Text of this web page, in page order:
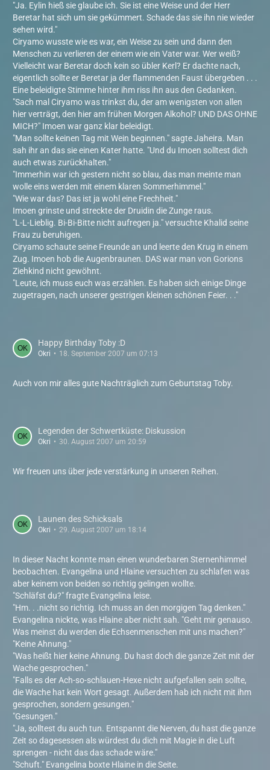
"Ja. Eylin hieß sie glaube ich. Sie ist eine Weise und der Herr
Beretar hat sich um sie gekümmert. Schade das sie ihn nie wieder
sehen wird."
Ciryamo wusste wie es war, ein Weise zu sein und dann den
Menschen zu verlieren der einem wie ein Vater war. Wer weiß?
Vielleicht war Beretar doch kein so übler Kerl? Er dachte nach,
eigentlich sollte er Beretar ja der flammenden Faust übergeben . . .
Eine beleidigte Stimme hinter ihm riss ihn aus den Gedanken.
"Sach mal Ciryamo was trinkst du, der am wenigsten von allen
hier verträgt, den hier am frühen Morgen Alkohol? UND DAS OHNE
MICH?" Imoen war ganz klar beleidigt.
"Man sollte keinen Tag mit Wein beginnen." sagte Jaheira. Man
sah ihr an das sie einen Kater hatte. "Und du Imoen solltest dich
auch etwas zurückhalten."
"Immerhin war ich gestern nicht so blau, das man meinte man
wolle eins werden mit einem klaren Sommerhimmel."
"Wie war das? Das ist ja wohl eine Frechheit."
Imoen grinste und streckte der Druidin die Zunge raus.
"L-L-Lieblig. Bi-Bi-Bitte nicht aufregen ja." versuchte Khalid seine
Frau zu beruhigen.
Ciryamo schaute seine Freunde an und leerte den Krug in einem
Zug. Imoen hob die Augenbraunen. DAS war man von Gorions
Ziehkind nicht gewöhnt.
"Leute, ich muss euch was erzählen. Es haben sich einige Dinge
zugetragen, nach unserer gestrigen kleinen schönen Feier. . ."
Happy Birthday Toby :D
Okri 18. September 2007 um 07:13
Auch von mir alles gute Nachträglich zum Geburtstag Toby.
Legenden der Schwertküste: Diskussion
Okri 30. August 2007 um 20:59
Wir freuen uns über jede verstärkung in unseren Reihen.
Launen des Schicksals
Okri 29. August 2007 um 18:14
In dieser Nacht konnte man einen wunderbaren Sternenhimmel
beobachten. Evangelina und Hlaine versuchten zu schlafen was
aber keinem von beiden so richtig gelingen wollte.
"Schläfst du?" fragte Evangelina leise.
"Hm. . .nicht so richtig. Ich muss an den morgigen Tag denken."
Evangelina nickte, was Hlaine aber nicht sah. "Geht mir genauso.
Was meinst du werden die Echsenmenschen mit uns machen?"
"Keine Ahnung."
"Was heißt hier keine Ahnung. Du hast doch die ganze Zeit mit der
Wache gesprochen."
"Falls es der Ach-so-schlauen-Hexe nicht aufgefallen sein sollte,
die Wache hat kein Wort gesagt. Außerdem hab ich nicht mit ihm
gesprochen, sondern gesungen."
"Gesungen."
"Ja, solltest du auch tun. Entspannt die Nerven, du hast die ganze
Zeit so dagesessen als würdest du dich mit Magie in die Luft
sprengen - nicht das das schade wäre."
"Schuft." Evangelina boxte Hlaine in die Seite.